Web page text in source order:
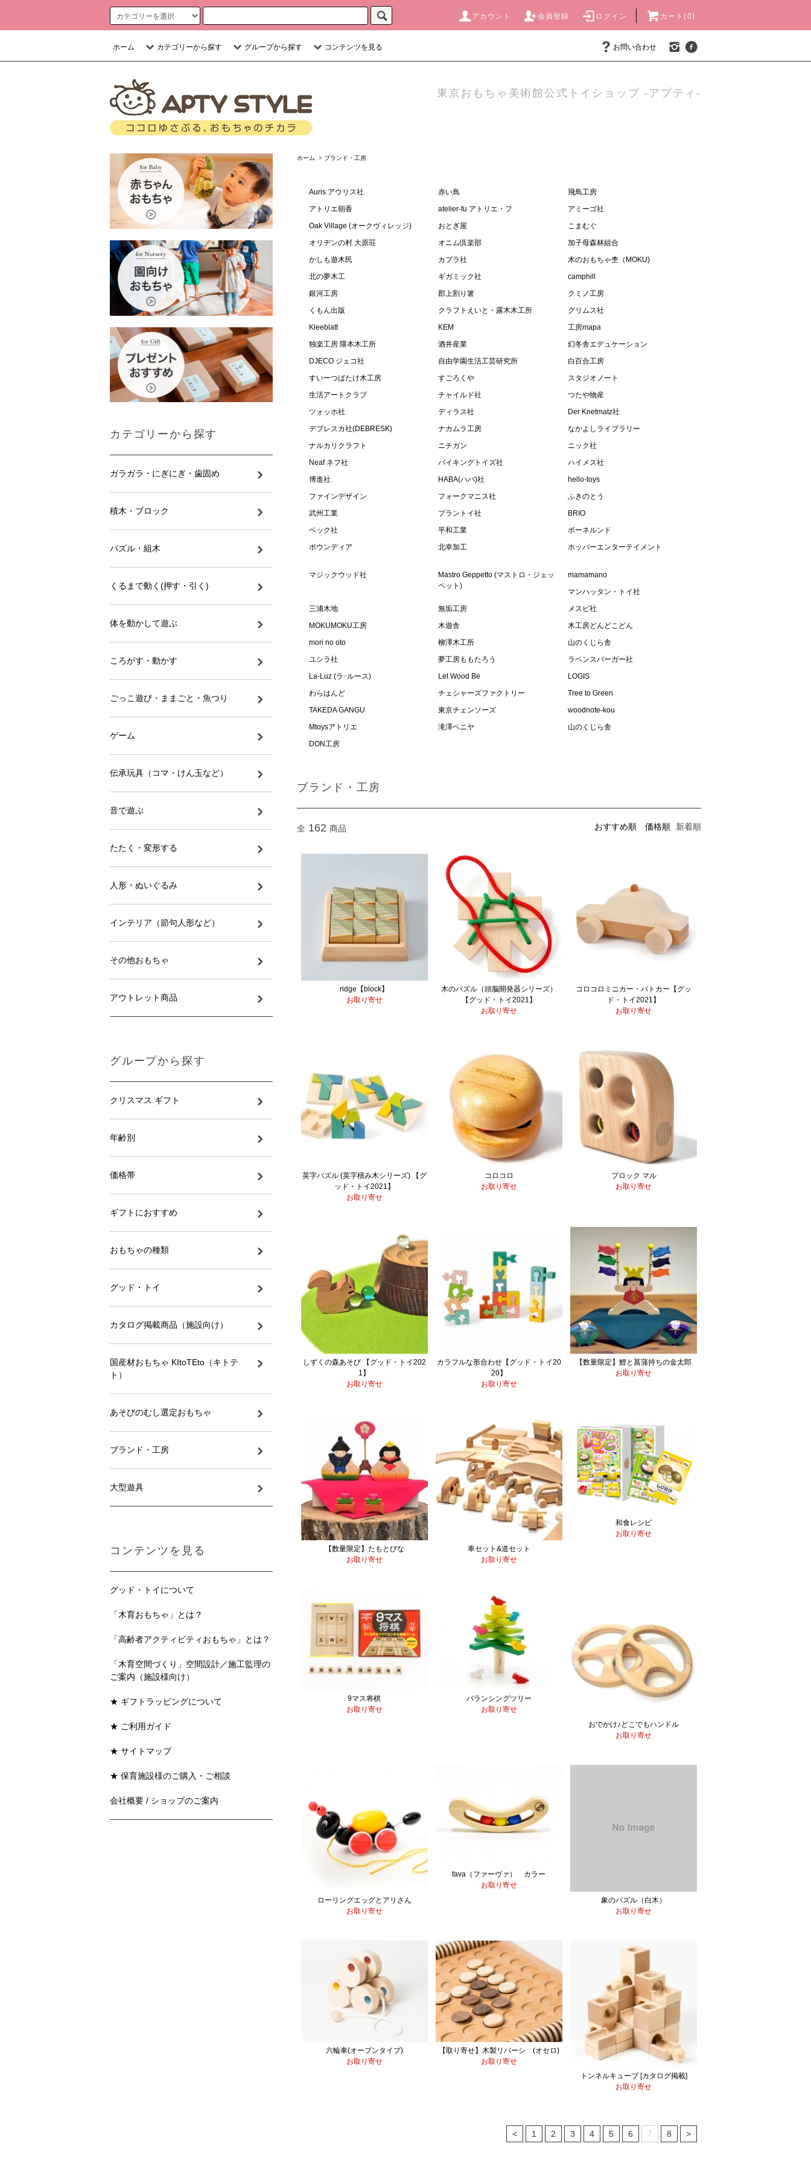
アカウント 会員登録 ログイン カート(0)
ホーム カテゴリーから探す グループから探す コンテンツを見る お問い合わせ
東京おもちゃ美術館公式トイショップ -アプティ-
ホーム > ブランド・工房
Auris アウリス社 赤い鳥
飛鳥工房
アトリエ朝香
atelier-fu アトリエ・フ
アミーゴ社
Oak Village (オークヴィレッジ)
おとぎ屋
こまむぐ
オリヂンの村 大原荘
オニム倶楽部
加子母森林組合
かしも遊木民
カプラ社
木のおもちゃ杢（MOKU)
北の夢木工
ギガミック社
camphill
銀河工房
郡上割り箸
クミノ工房
くもん出版
クラフトえいと・露木木工所
グリムス社
Kleeblatt
KEM
工房mapa
独楽工房 隈本木工所
酒井産業
幻冬舎エデュケーション
DJECO ジェコ社
自由学園生活工芸研究所
白百合工房
すいーつばたけ木工房
すごろくや
スタジオノート
生活アートクラブ
チャイルド社
つたや物産
ツォッホ社
ディラス社
Der Knetmatz社
デブレスカ社(DEBRESK)
ナカムラ工房
なかよしライブラリー
ナルカリクラフト
ニチガン
ニック社
Neaf ネフ社
バイキングトイズ社
ハイメス社
博進社
HABA(ハバ)社
hello-toys
ファインデザイン
フォークマニス社
ふきのとう
武州工業
プラントイ社
BRIO
ベック社
平和工業
ボーネルンド
ボウンディア
北幸加工 ホッパーエンターテイメント
マジックウッド社
Mastro Geppetto (マストロ・ジェッ
ペット)
mamamano
マンハッタン・トイ社
三浦木地
無垢工房
メスピ社
MOKUMOKU工房
木遊舎
木工房どんどこどん
mori no oto
柳澤木工所
山のくじら舎
ユシラ社
夢工房ももたろう
ラベンスバーガー社
La-Luz (ラ･ルース)
Let Wood Be
LOGIS
わらはんど
チェシャーズファクトリー
Tree to Green
TAKEDA GANGU
東京チェンソーズ
woodnote-kou
Mtoysアトリエ
滝澤ベニヤ
山のくじら舎
DON工房
ブランド・工房
全 162 商品 おすすめ順 価格順 新着順
ridge【block】
お取り寄せ
木のパズル（頭脳開発器シリーズ）
【グッド・トイ2021】
お取り寄せ
コロコロミニカー・パトカー【グッ
ド・トイ2021】
お取り寄せ
英字パズル (英字積み木シリーズ) 【グ
ッド・トイ2021】
お取り寄せ
コロコロ
お取り寄せ
ブロック マル
お取り寄せ
しずくの森あそび 【グッド・トイ202
1】
お取り寄せ
カラフルな形合わせ【グッド・トイ20
20】
お取り寄せ
【数量限定】鯉と菖蒲持ちの金太郎
お取り寄せ
【数量限定】たもとびな
お取り寄せ
車セット&道セット
お取り寄せ
和食レシピ
お取り寄せ
9マス将棋
お取り寄せ
バランシングツリー
お取り寄せ
おでかけ♪どこでもハンドル
お取り寄せ
ローリングエッグとアリさん
お取り寄せ
fava（ファーヴァ） カラー
お取り寄せ
象のパズル（白木）
お取り寄せ
六輪車(オープンタイプ)
お取り寄せ
【取り寄せ】木製リバーシ (オセロ)
お取り寄せ
トンネルキューブ [カタログ掲載]
お取り寄せ
< 1 2 3 4 5 6 7 8 >
カテゴリーから探す
ガラガラ・にぎにぎ・歯固め
積木・ブロック
パズル・組木
くるまで動く(押す・引く)
体を動かして遊ぶ
ころがす・動かす
ごっこ遊び・ままごと・魚つり
ゲーム
伝承玩具（コマ・けん玉など）
音で遊ぶ
たたく・変形する
人形・ぬいぐるみ
インテリア（節句人形など）
その他おもちゃ
アウトレット商品
グループから探す
クリスマス ギフト
年齢別
価格帯
ギフトにおすすめ
おもちゃの種類
グッド・トイ
カタログ掲載商品（施設向け）
国産材おもちゃ KItoTEto（キトテ
ト）
あそびのむし選定おもちゃ
ブランド・工房
大型遊具
コンテンツを見る
グッド・トイについて
「木育おもちゃ」とは？
「高齢者アクティビティおもちゃ」とは？
「木育空間づくり」空間設計／施工監理の
ご案内（施設様向け）
★ ギフトラッピングについて
★ ご利用ガイド
★ サイトマップ
★ 保育施設様のご購入・ご相談
会社概要 / ショップのご案内